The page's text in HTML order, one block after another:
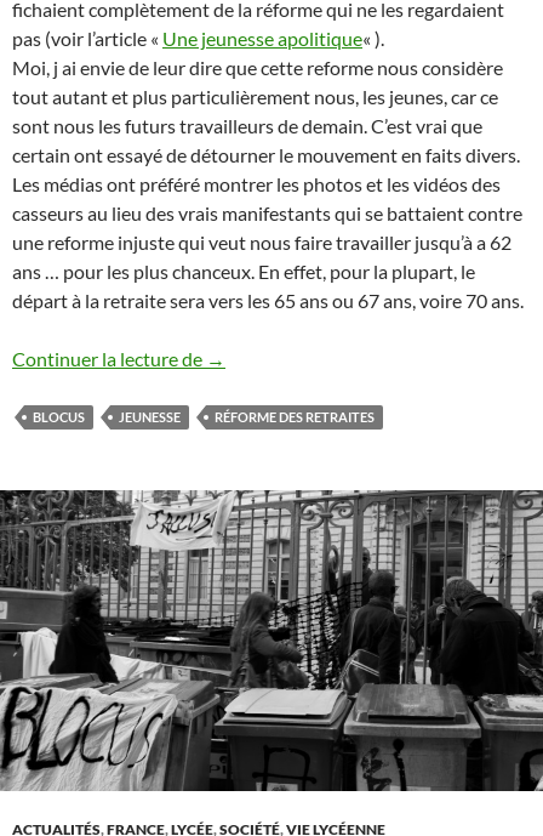
fichaient complètement de la réforme qui ne les regardaient
pas (voir l’article « Une jeunesse apolitique« ).
Moi, j ai envie de leur dire que cette reforme nous considère
tout autant et plus particulièrement nous, les jeunes, car ce
sont nous les futurs travailleurs de demain. C’est vrai que
certain ont essayé de détourner le mouvement en faits divers.
Les médias ont préféré montrer les photos et les vidéos des
casseurs au lieu des vrais manifestants qui se battaient contre
une reforme injuste qui veut nous faire travailler jusqu’à a 62
ans … pour les plus chanceux. En effet, pour la plupart, le
départ à la retraite sera vers les 65 ans ou 67 ans, voire 70 ans.
Continuer la lecture de Une réforme des retraites injustes
→
BLOCUS JEUNESSE RÉFORME DES RETRAITES
ACTUALITÉS,FRANCE,LYCÉE,SOCIÉTÉ,VIE LYCÉENNE